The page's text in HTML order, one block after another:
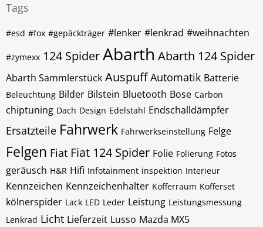
Tags
#esd #fox #gepäckträger #lenker #lenkrad #weihnachten
#zymexx 124 SpiderAbarth Abarth 124 Spider
Abarth Sammlerstück Auspuff Automatik Batterie
Beleuchtung Bilder Bilstein Bluetooth Bose Carbon
chiptuning Dach Design Edelstahl Endschalldämpfer
Ersatzteile Fahrwerk Fahrwerkseinstellung Felge
Felgen Fiat Fiat 124 Spider Folie Folierung Fotos
geräusch H&R Hifi Infotainment inspektion Interieur
Kennzeichen Kennzeichenhalter Kofferraum Kofferset
kölnerspider Lack LED Leder Leistung Leistungsmessung
Lenkrad Licht Lieferzeit Lusso Mazda MX5